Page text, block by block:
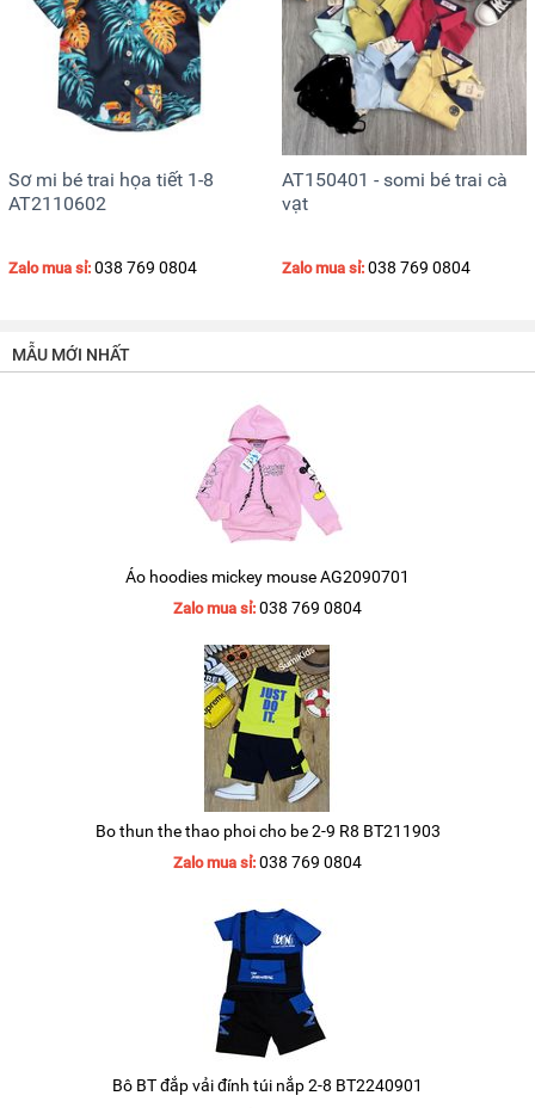
Sơ mi bé trai họa tiết 1-8
AT2110602
Zalo mua sỉ: 038 769 0804
AT150401 - somi bé trai cà
vạt
Zalo mua sỉ: 038 769 0804
MẪU MỚI NHẤT
Áo hoodies mickey mouse AG2090701
Zalo mua sỉ: 038 769 0804
Bo thun the thao phoi cho be 2-9 R8 BT211903
Zalo mua sỉ: 038 769 0804
Bô BT đắp vải đính túi nắp 2-8 BT2240901